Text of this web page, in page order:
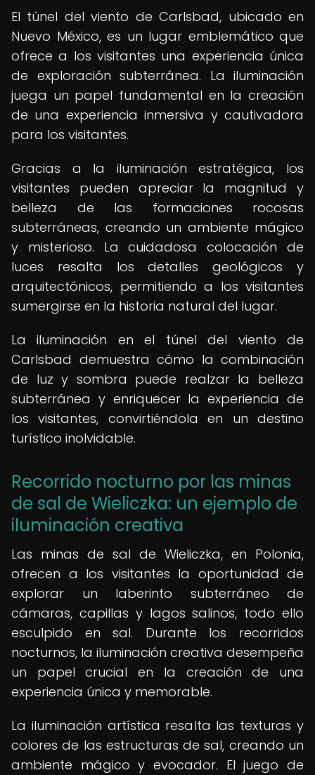
El túnel del viento de Carlsbad, ubicado en
Nuevo México, es un lugar emblemático que
ofrece a los visitantes una experiencia única
de exploración subterránea. La iluminación
juega un papel fundamental en la creación
de una experiencia inmersiva y cautivadora
para los visitantes.
Gracias a la iluminación estratégica, los
visitantes pueden apreciar la magnitud y
belleza de las formaciones rocosas
subterráneas, creando un ambiente mágico
y misterioso. La cuidadosa colocación de
luces resalta los detalles geológicos y
arquitectónicos, permitiendo a los visitantes
sumergirse en la historia natural del lugar.
La iluminación en el túnel del viento de
Carlsbad demuestra cómo la combinación
de luz y sombra puede realzar la belleza
subterránea y enriquecer la experiencia de
los visitantes, convirtiéndola en un destino
turístico inolvidable.
Recorrido nocturno por las minas
de sal de Wieliczka: un ejemplo de
iluminación creativa
Las minas de sal de Wieliczka, en Polonia,
ofrecen a los visitantes la oportunidad de
explorar un laberinto subterráneo de
cámaras, capillas y lagos salinos, todo ello
esculpido en sal. Durante los recorridos
nocturnos, la iluminación creativa desempeña
un papel crucial en la creación de una
experiencia única y memorable.
La iluminación artística resalta las texturas y
colores de las estructuras de sal, creando un
ambiente mágico y evocador. El juego de